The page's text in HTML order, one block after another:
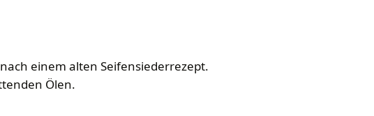
einem alten Seifensiederrezept.
Ölen.